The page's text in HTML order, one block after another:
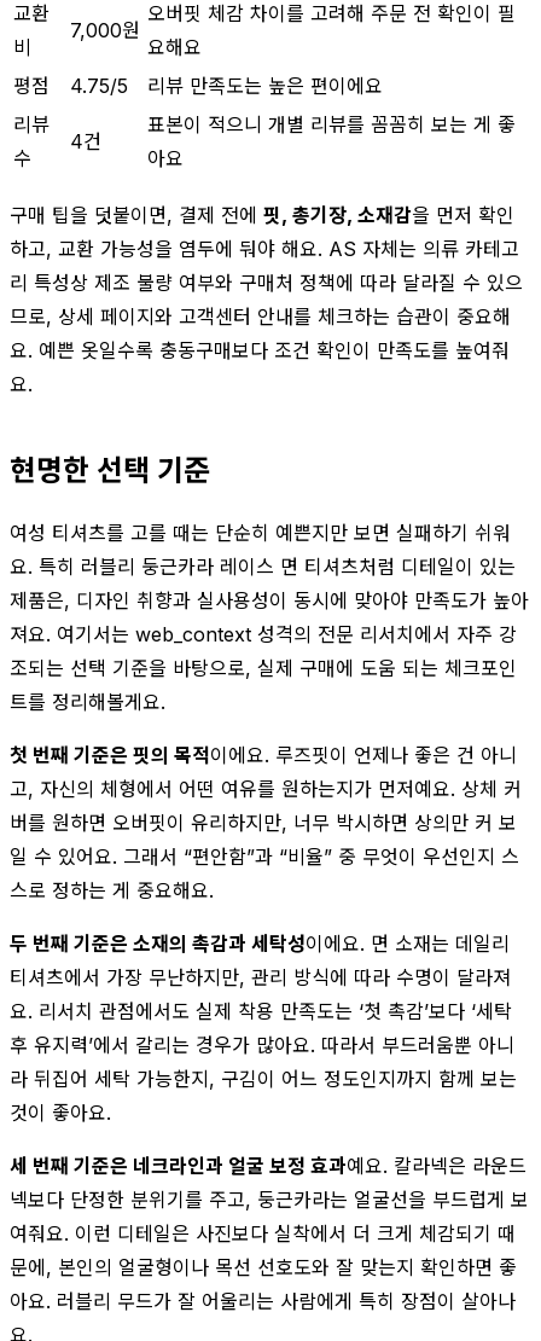
교환
비
7,000원
오버핏 체감 차이를 고려해 주문 전 확인이 필
요해요
평점
4.75/5
리뷰 만족도는 높은 편이에요
리뷰
수
4건
표본이 적으니 개별 리뷰를 꼼꼼히 보는 게 좋
아요
구매 팁을 덧붙이면, 결제 전에 핏, 총기장, 소재감을 먼저 확인
하고, 교환 가능성을 염두에 둬야 해요. AS 자체는 의류 카테고
리 특성상 제조 불량 여부와 구매처 정책에 따라 달라질 수 있으
므로, 상세 페이지와 고객센터 안내를 체크하는 습관이 중요해
요. 예쁜 옷일수록 충동구매보다 조건 확인이 만족도를 높여줘
요.
현명한 선택 기준
여성 티셔츠를 고를 때는 단순히 예쁜지만 보면 실패하기 쉬워
요. 특히 러블리 둥근카라 레이스 면 티셔츠처럼 디테일이 있는
제품은, 디자인 취향과 실사용성이 동시에 맞아야 만족도가 높아
져요. 여기서는 web_context 성격의 전문 리서치에서 자주 강
조되는 선택 기준을 바탕으로, 실제 구매에 도움 되는 체크포인
트를 정리해볼게요.
첫 번째 기준은 핏의 목적이에요. 루즈핏이 언제나 좋은 건 아니
고, 자신의 체형에서 어떤 여유를 원하는지가 먼저예요. 상체 커
버를 원하면 오버핏이 유리하지만, 너무 박시하면 상의만 커 보
일 수 있어요. 그래서 “편안함”과 “비율” 중 무엇이 우선인지 스
스로 정하는 게 중요해요.
두 번째 기준은 소재의 촉감과 세탁성이에요. 면 소재는 데일리
티셔츠에서 가장 무난하지만, 관리 방식에 따라 수명이 달라져
요. 리서치 관점에서도 실제 착용 만족도는 ‘첫 촉감’보다 ‘세탁
후 유지력’에서 갈리는 경우가 많아요. 따라서 부드러움뿐 아니
라 뒤집어 세탁 가능한지, 구김이 어느 정도인지까지 함께 보는
것이 좋아요.
세 번째 기준은 네크라인과 얼굴 보정 효과예요. 칼라넥은 라운드
넥보다 단정한 분위기를 주고, 둥근카라는 얼굴선을 부드럽게 보
여줘요. 이런 디테일은 사진보다 실착에서 더 크게 체감되기 때
문에, 본인의 얼굴형이나 목선 선호도와 잘 맞는지 확인하면 좋
아요. 러블리 무드가 잘 어울리는 사람에게 특히 장점이 살아나
요.